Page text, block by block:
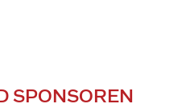
SPONSOREN